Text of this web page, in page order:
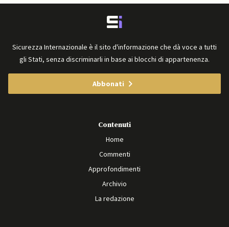
Sicurezza Internazionale è il sito d'informazione che dà voce a tutti
gli Stati, senza discriminarli in base ai blocchi di appartenenza.
Abbonati
Contenuti
Home
Commenti
Approfondimenti
Archivio
La redazione